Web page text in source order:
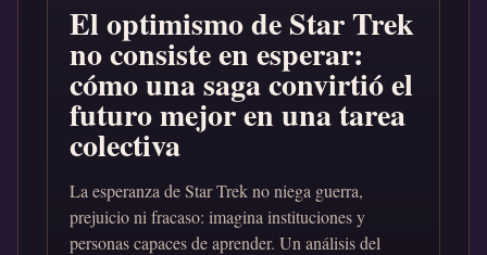
El optimismo de Star Trek
no consiste en esperar:
cómo una saga convirtió el
futuro mejor en una tarea
colectiva
La esperanza de Star Trek no niega guerra,
prejuicio ni fracaso: imagina instituciones y
personas capaces de aprender. Un análisis del